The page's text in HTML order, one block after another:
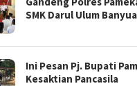
SMK Darul Ulum
Ini Pesan Pj. Bupati
Kesaktian Pancasila